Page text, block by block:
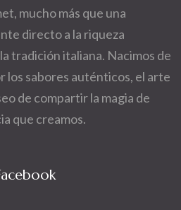
mucho más que una
directo a la riqueza
tradición italiana. Nacimos de
los sabores auténticos, el arte
de compartir la magia de
que creamos.